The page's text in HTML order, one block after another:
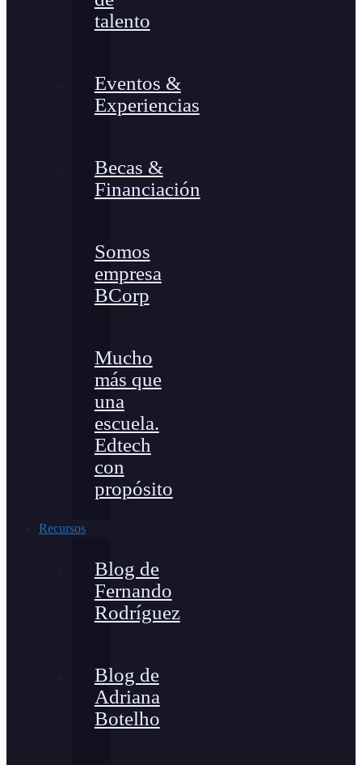
talento
Eventos &
Experiencias
Becas &
Financiación
Somos
empresa
BCorp
Mucho
más que
una
escuela.
Edtech
con
propósito
Recursos
Blog de
Fernando
Rodríguez
Blog de
Adriana
Botelho